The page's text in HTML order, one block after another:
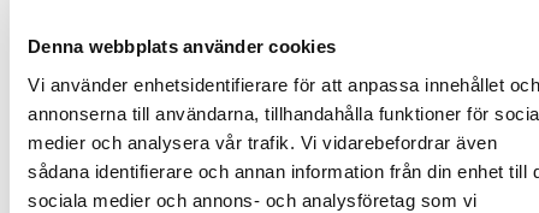
Denna webbplats använder cookies
Vi använder enhetsidentifierare för att anpassa innehållet och
annonserna till användarna, tillhandahålla funktioner för
medier och analysera vår trafik. Vi vidarebefordrar även
sådana identifierare och annan information från din enhet till
sociala medier och annons- och analysföretag som vi
Ett traditionellt köp utförs i närvaro av ett köpvittne.
Köpvittnet kontrollerar parternas identitet och
meddelar Lantmäteriverket om fastighetsöverlåtelsen
efter undertecknandet. Under vissa förutsättningar
kan köpvittnet samtidigt ansöka om lagfart.